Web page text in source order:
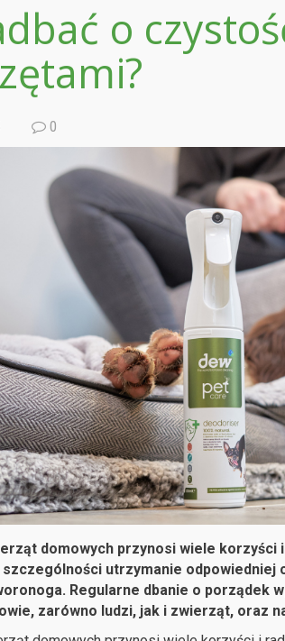
o
0
domowych przynosi wiele korzyści
szczególności utrzymanie
Regularne dbanie o porządek
zarówno ludzi, jak i zwierząt, oraz